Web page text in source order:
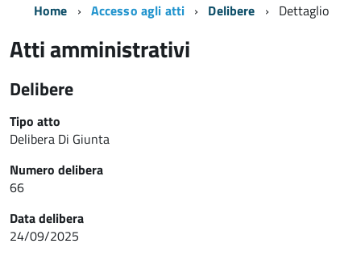
Home Accesso agli atti Delibere Dettaglio
Atti amministrativi
Delibere
Tipo atto
Delibera Di Giunta
Numero delibera
66
Data delibera
24/09/2025